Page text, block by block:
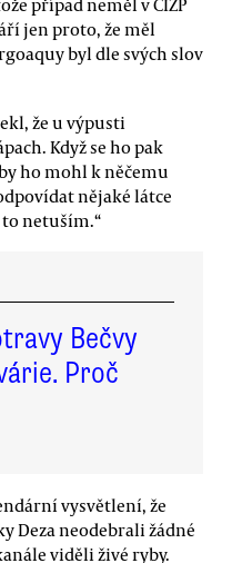
případ neměl v ČIŽP
jen proto, že měl
byl dle svých slov
že u výpusti
Když se ho pak
ho mohl k něčemu
nějaké látce
to netuším.“
Bečvy
Proč
vysvětlení, že
Deza neodebrali žádné
viděli živé ryby.